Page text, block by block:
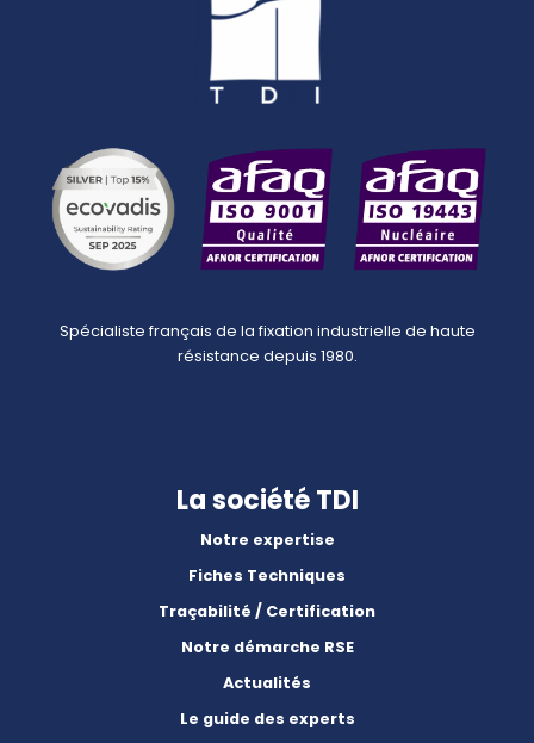
Spécialiste français de la fixation industrielle de haute
résistance depuis 1980.
La société TDI
Notre expertise
Fiches Techniques
Traçabilité / Certification
Notre démarche RSE
Actualités
Le guide des experts